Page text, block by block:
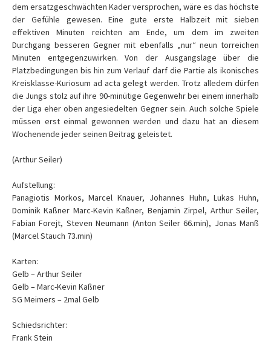
dem ersatzgeschwächten Kader versprochen, wäre es das höchste
der Gefühle gewesen. Eine gute erste Halbzeit mit sieben
effektiven Minuten reichten am Ende, um dem im zweiten
Durchgang besseren Gegner mit ebenfalls „nur“ neun torreichen
Minuten entgegenzuwirken. Von der Ausgangslage über die
Platzbedingungen bis hin zum Verlauf darf die Partie als ikonisches
Kreisklasse-Kuriosum ad acta gelegt werden. Trotz alledem dürfen
die Jungs stolz auf ihre 90-minütige Gegenwehr bei einem innerhalb
der Liga eher oben angesiedelten Gegner sein. Auch solche Spiele
müssen erst einmal gewonnen werden und dazu hat an diesem
Wochenende jeder seinen Beitrag geleistet.
(Arthur Seiler)
Aufstellung:
Panagiotis Morkos, Marcel Knauer, Johannes Huhn, Lukas Huhn,
Dominik Kaßner Marc-Kevin Kaßner, Benjamin Zirpel, Arthur Seiler,
Fabian Forejt, Steven Neumann (Anton Seiler 66.min), Jonas Manß
(Marcel Stauch 73.min)
Karten:
Gelb – Arthur Seiler
Gelb – Marc-Kevin Kaßner
SG Meimers – 2mal Gelb
Schiedsrichter:
Frank Stein